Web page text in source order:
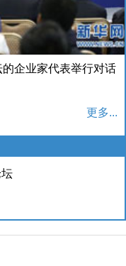
企业家代表举行对话
更多...